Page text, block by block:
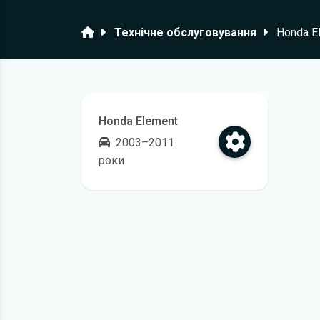
ГоловнаТехнічне обслуговування Honda
Honda Element
2003–2011
роки